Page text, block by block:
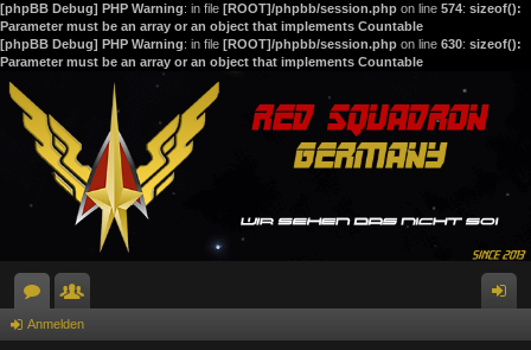
[phpBB Debug] PHP Warning: in file [ROOT]/phpbb/session.php on line 574: sizeof():
Parameter must be an array or an object that implements Countable
[phpBB Debug] PHP Warning: in file [ROOT]/phpbb/session.php on line 630: sizeof():
Parameter must be an array or an object that implements Countable
or itg
Anmelden